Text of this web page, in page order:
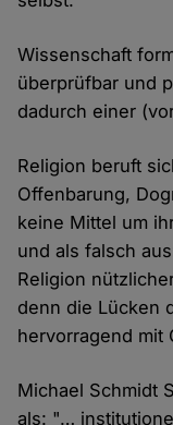
Wissenschaft
überprüfbar und
dadurch einer
Religion beruft
Offenbarung,
keine Mittel um
und als falsch
Religion
denn die Lücken
hervorragend mit
Michael Schmidt
als: "…